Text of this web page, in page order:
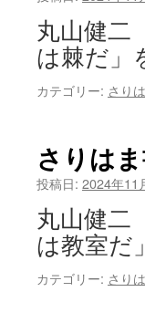
丸山健二
は棘だ」
カテゴリー: さり
さりは
投稿日: 2024年11
丸山健二
は教室だ
カテゴリー: さり